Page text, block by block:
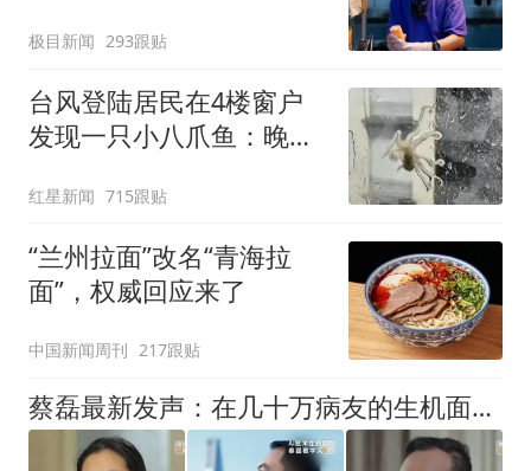
极目新闻 293跟贴
台风登陆居民在4楼窗户
发现一只小八爪鱼：晚上
红星新闻 715跟贴
“兰州拉面”改名“青海拉
面”，权威回应来了
中国新闻周刊 217跟贴
蔡磊最新发声：在几十万病友的生机面前，我个人的面子和尊严已经不值一提了，即使倒在黎明前，也要把路铺好